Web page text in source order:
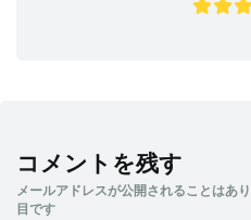
コメントを残す
メールアドレスが公開されることはあり
目です